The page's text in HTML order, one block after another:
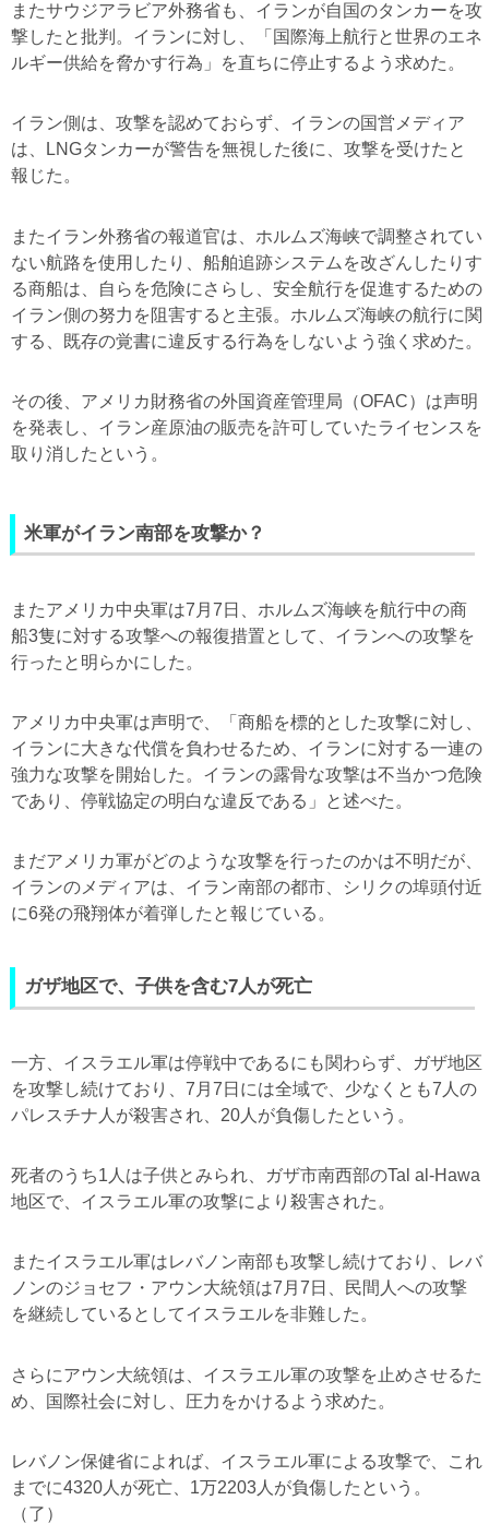
またサウジアラビア外務省も、イランが自国のタンカーを攻
撃したと批判。イランに対し、「国際海上航行と世界のエネ
ルギー供給を脅かす行為」を直ちに停止するよう求めた。
イラン側は、攻撃を認めておらず、イランの国営メディア
は、LNGタンカーが警告を無視した後に、攻撃を受けたと
報じた。
またイラン外務省の報道官は、ホルムズ海峡で調整されてい
ない航路を使用したり、船舶追跡システムを改ざんしたりす
る商船は、自らを危険にさらし、安全航行を促進するための
イラン側の努力を阻害すると主張。ホルムズ海峡の航行に関
する、既存の覚書に違反する行為をしないよう強く求めた。
その後、アメリカ財務省の外国資産管理局（OFAC）は声明
を発表し、イラン産原油の販売を許可していたライセンスを
取り消したという。
米軍がイラン南部を攻撃か？
またアメリカ中央軍は7月7日、ホルムズ海峡を航行中の商
船3隻に対する攻撃への報復措置として、イランへの攻撃を
行ったと明らかにした。
アメリカ中央軍は声明で、「商船を標的とした攻撃に対し、
イランに大きな代償を負わせるため、イランに対する一連の
強力な攻撃を開始した。イランの露骨な攻撃は不当かつ危険
であり、停戦協定の明白な違反である」と述べた。
まだアメリカ軍がどのような攻撃を行ったのかは不明だが、
イランのメディアは、イラン南部の都市、シリクの埠頭付近
に6発の飛翔体が着弾したと報じている。
ガザ地区で、子供を含む7人が死亡
一方、イスラエル軍は停戦中であるにも関わらず、ガザ地区
を攻撃し続けており、7月7日には全域で、少なくとも7人の
パレスチナ人が殺害され、20人が負傷したという。
死者のうち1人は子供とみられ、ガザ市南西部のTal al-Hawa
地区で、イスラエル軍の攻撃により殺害された。
またイスラエル軍はレバノン南部も攻撃し続けており、レバ
ノンのジョセフ・アウン大統領は7月7日、民間人への攻撃
を継続しているとしてイスラエルを非難した。
さらにアウン大統領は、イスラエル軍の攻撃を止めさせるた
め、国際社会に対し、圧力をかけるよう求めた。
レバノン保健省によれば、イスラエル軍による攻撃で、これ
までに4320人が死亡、1万2203人が負傷したという。
（了）